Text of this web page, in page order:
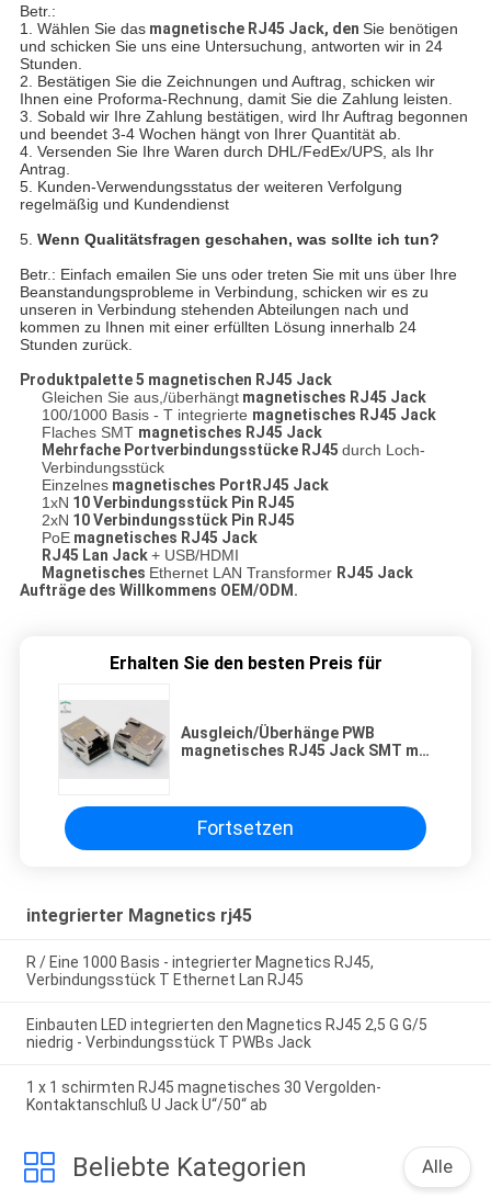
Betr.:
1. Wählen Sie dasmagnetische RJ45 Jack, den Sie benötigen
und schicken Sie uns eine Untersuchung, antworten wir in 24
Stunden.
2. Bestätigen Sie die Zeichnungen und Auftrag, schicken wir
Ihnen eine Proforma-Rechnung, damit Sie die Zahlung leisten.
3. Sobald wir Ihre Zahlung bestätigen, wird Ihr Auftrag begonnen
und beendet 3-4 Wochen hängt von Ihrer Quantität ab.
4. Versenden Sie Ihre Waren durch DHL/FedEx/UPS, als Ihr
Antrag.
5. Kunden-Verwendungsstatus der weiteren Verfolgung
regelmäßig und Kundendienst
5. Wenn Qualitätsfragen geschahen, was sollte ich tun?
Betr.: Einfach emailen Sie uns oder treten Sie mit uns über Ihre
Beanstandungsprobleme in Verbindung, schicken wir es zu
unseren in Verbindung stehenden Abteilungen nach und
kommen zu Ihnen mit einer erfüllten Lösung innerhalb 24
Stunden zurück.
Produktpalette 5 magnetischen RJ45 Jack
Gleichen Sie aus,/überhängt magnetisches RJ45 Jack
100/1000 Basis - T integrierte magnetisches RJ45 Jack
Flaches SMT magnetisches RJ45 Jack
Mehrfache Portverbindungsstücke RJ45 durch Loch-
Verbindungsstück
Einzelnes magnetisches PortRJ45 Jack
1xN 10 Verbindungsstück Pin RJ45
2xN 10 Verbindungsstück Pin RJ45
PoE magnetisches RJ45 Jack
RJ45 Lan Jack+ USB/HDMI
Magnetisches Ethernet LAN Transformer RJ45 Jack
Aufträge des Willkommens OEM/ODM.
Erhalten Sie den besten Preis für
Ausgleich/Überhänge PWB
magnetisches RJ45 Jack SMT mit
Fortsetzen
integrierter Magnetics rj45
R / Eine 1000 Basis - integrierter Magnetics RJ45,
Verbindungsstück T Ethernet Lan RJ45
Einbauten LED integrierten den Magnetics RJ45 2,5 G G/5
niedrig - Verbindungsstück T PWBs Jack
1 x 1 schirmten RJ45 magnetisches 30 Vergolden-
Kontaktanschluß U Jack U“/50“ ab
Beliebte Kategorien Alle